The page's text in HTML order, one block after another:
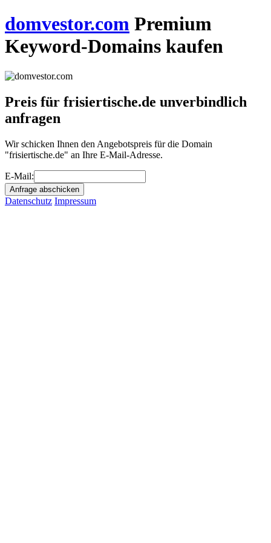
domvestor.com Premium
Keyword-Domains kaufen
Preis für frisiertische.de unverbindlich
anfragen
Wir schicken Ihnen den Angebotspreis für die Domain
"frisiertische.de" an Ihre E-Mail-Adresse.
E-Mail:
Datenschutz Impressum